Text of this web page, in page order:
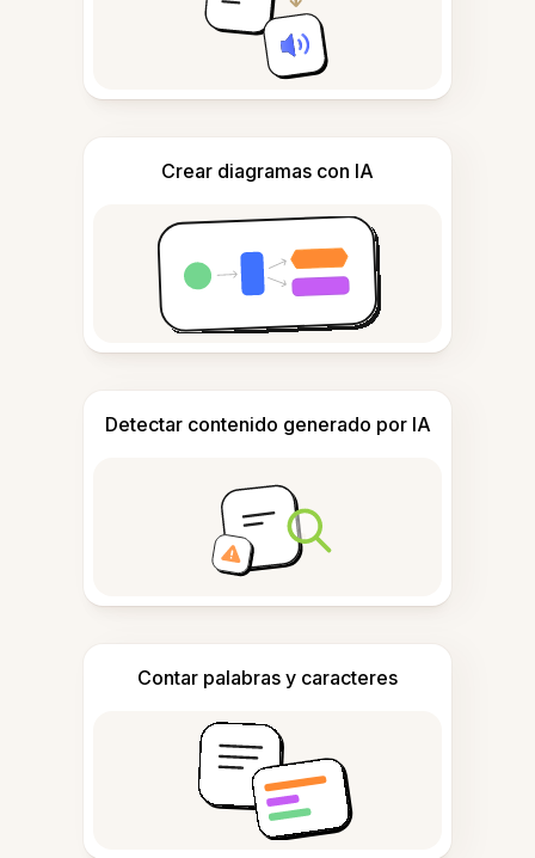
Crear diagramas con IA
Detectar contenido generado por IA
Contar palabras y caracteres